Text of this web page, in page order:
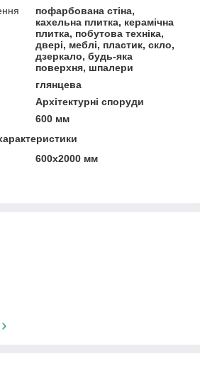
пофарбована стіна,
кахельна плитка, керамічна
плитка, побутова техніка,
двері, меблі, пластик, скло,
дзеркало, будь-яка
поверхня, шпалери
глянцева
Архітектурні споруди
600 мм
600х2000 мм